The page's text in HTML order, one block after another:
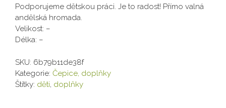
Podporujeme dětskou práci. Je to radost! Přímo valná
andělská hromada.
Velikost: –
Délka: –
SKU: 6b79b11de38f
Kategorie: Čepice, doplňky
Štítky: děti, doplňky